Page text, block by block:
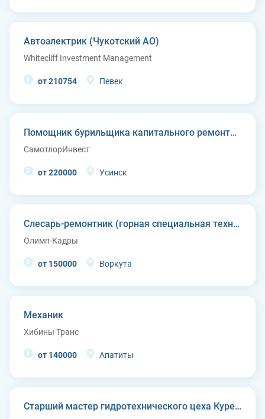
Автоэлектрик (Чукотский АО)
Whitecliff Investment Management
от 210754 Певек
Помощник бурильщика капитального ремонта скважин (КРС)
СамотлорИнвест
от 220000 Усинск
Слесарь-ремонтник (горная специальная техника)
Олимп-Кадры
от 150000 Воркута
Механик
Хибины Транс
от 140000 Апатиты
Старший мастер гидротехнического цеха Курейской ГЭС (п. Светлогорск)